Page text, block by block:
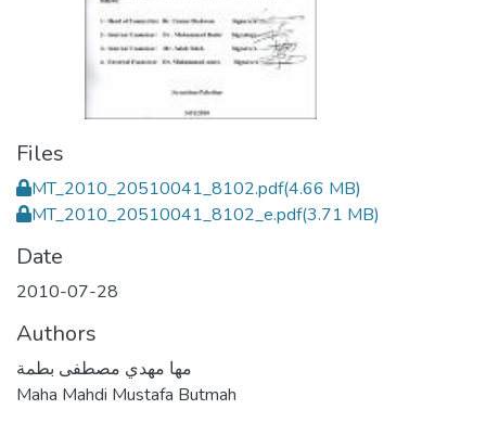
Files
MT_2010_20510041_8102.pdf(4.66 MB)
MT_2010_20510041_8102_e.pdf(3.71 MB)
Date
2010-07-28
Authors
مها مهدي مصطفى بطمة
Maha Mahdi Mustafa Butmah